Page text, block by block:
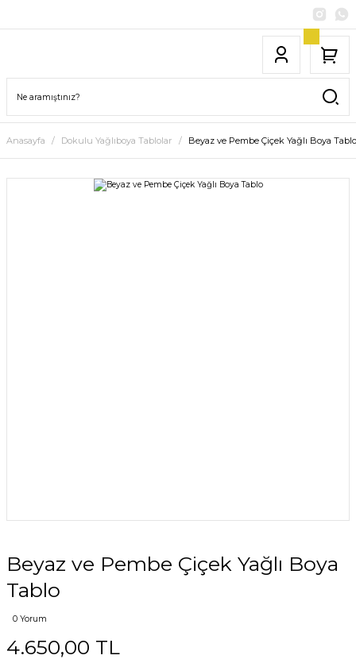
Anasayfa Dokulu Yağlıboya Tablolar Beyaz ve Pembe Çiçek Yağlı Boya Tablo
Beyaz ve Pembe Çiçek Yağlı Boya
Tablo
0 Yorum
4.650,00 TL